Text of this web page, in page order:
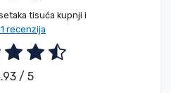
tisuća kupnji i
recenzija
/ 5